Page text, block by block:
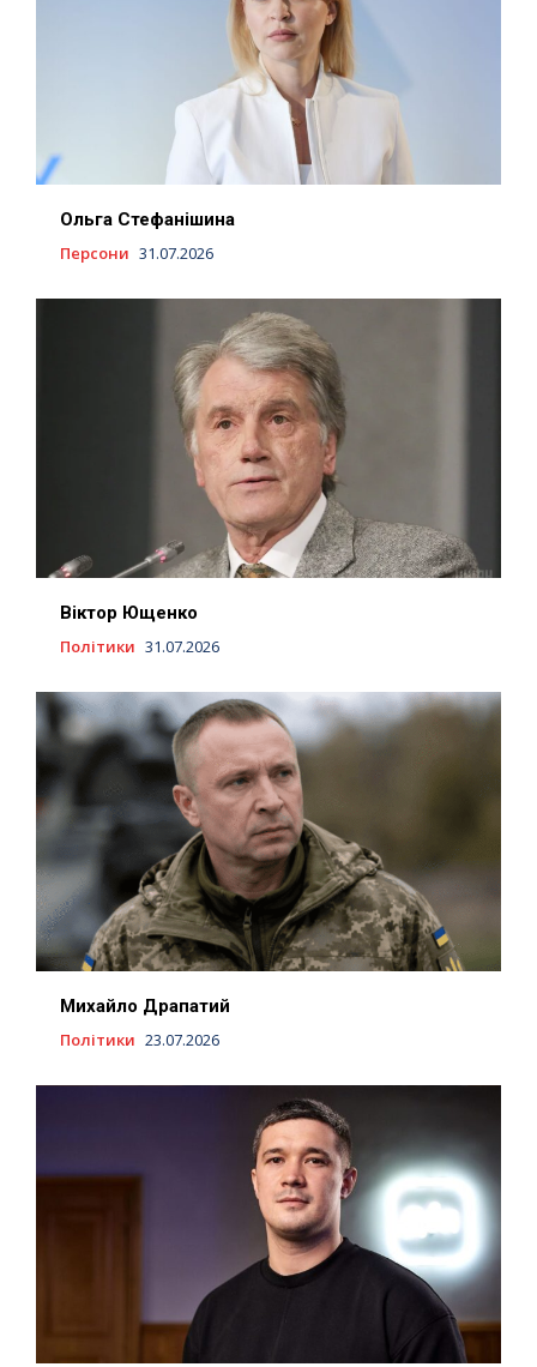
Ольга Стефанішина
Персони 31.07.2026
Віктор Ющенко
Політики 31.07.2026
Михайло Драпатий
Політики 23.07.2026